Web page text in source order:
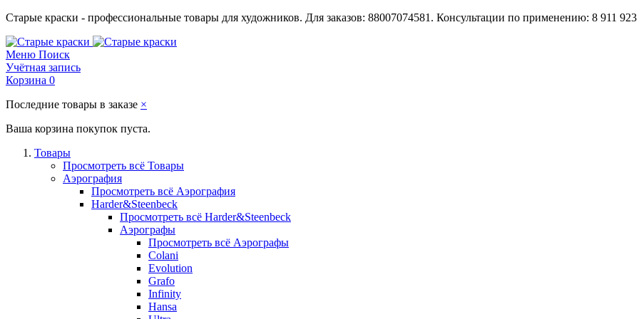
Старые краски - профессиональные товары для художников. Для заказов: 88007074581. Консультации по применению: 8 911 923
Меню Поиск
Учётная запись
Корзина 0
Последние товары в заказе ×
Ваша корзина покупок пуста.
Товары
Просмотреть всё Товары
Аэрография
Просмотреть всё Аэрография
Harder&Steenbeck
Просмотреть всё Harder&Steenbeck
Аэрографы
Просмотреть всё Аэрографы
Colani
Evolution
Grafo
Infinity
Hansa